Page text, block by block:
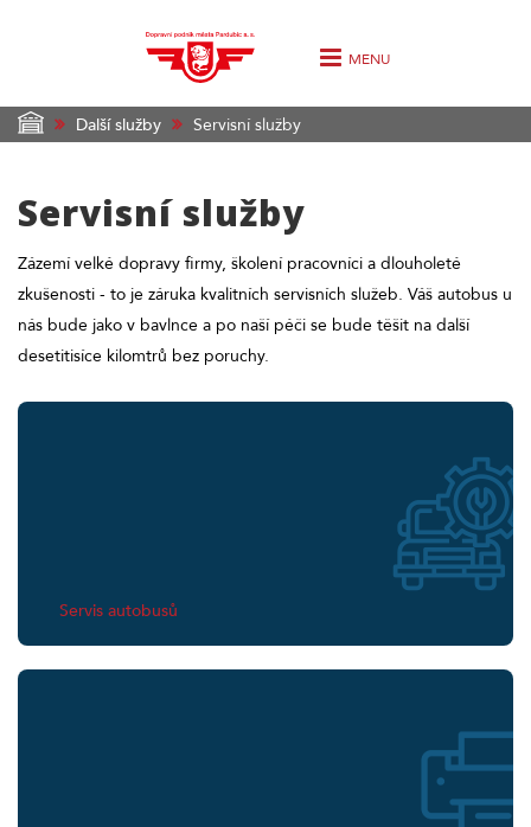
MENU
Další služby Servisní služby
Servisní služby
Zázemí velké dopravy firmy, školení pracovníci a dlouholeté
zkušenosti - to je záruka kvalitních servisních služeb. Váš autobus u
nás bude jako v bavlnce a po naší péči se bude těšit na další
desetitisíce kilomtrů bez poruchy.
Servis autobusů